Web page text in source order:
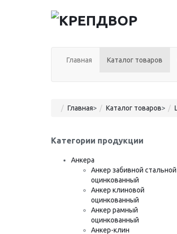
Главная Каталог товаров
Главная> Каталог товаров>
Категории продукции
Анкера
Анкер забивной стальной
оцинкованный
Анкер клиновой
оцинкованный
Анкер рамный
оцинкованный
Анкер-клин